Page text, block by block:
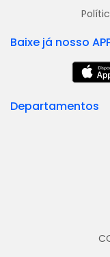
Baixe já nosso
Departamentos